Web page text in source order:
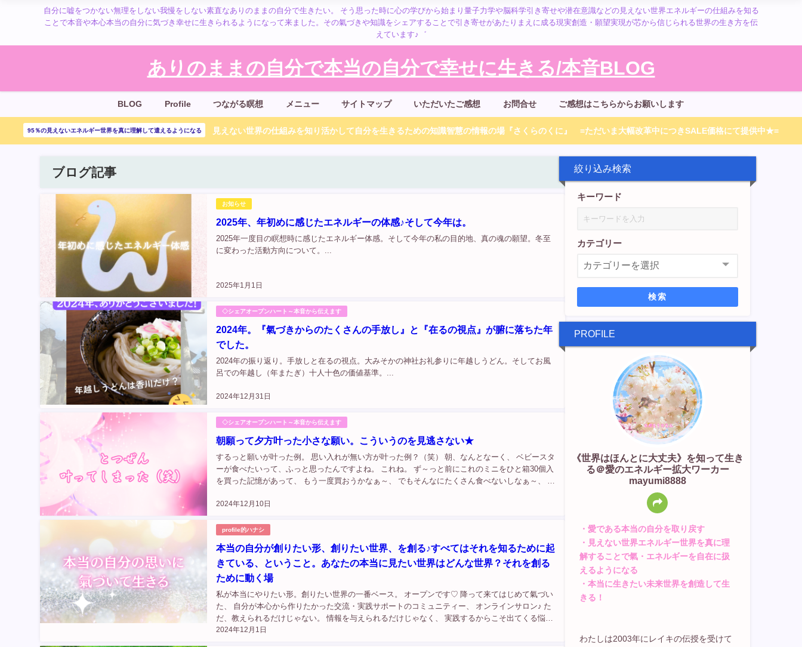
自分に嘘をつかない無理をしない我慢をしない素直なありのままの自分で生きたい。 そう思った時に心の学びから始まり量子力学や脳科学引き寄せや潜在意識などの見えない世界エネルギーの仕組みを知る
ことで本音や本心本当の自分に気づき幸せに生きられるようになって来ました。その氣づきや知識をシェアすることで引き寄せがあたりまえに成る現実創造・願望実現が芯から信じられる世界の生き方を伝
えています♪゛
ありのままの自分で本当の自分で幸せに生きる/本音BLOG
BLOG Profile つながる瞑想 メニュー サイトマップ いただいたご感想 お問合せ ご感想はこちらからお願いします
95％の見えないエネルギー世界を真に理解して遣えるようになる 見えない世界の仕組みを知り活かして自分を生きるための知識智慧の情報の場『さくらのくに』 =ただいま大幅改革中につきSALE価格にて提供中★=
ブログ記事
お知らせ
2025年、年初めに感じたエネルギーの体感♪そして今年は。
2025年1月1日
2025年一度目の瞑想時に感じたエネルギー体感。そして今年の私の目的地、真の魂の願望。冬至
に変わった活動方向について。...
◇シェアオープンハート～本音から伝えます
2024年。『氣づきからのたくさんの手放し』と『在るの視点』が腑に落ちた年
でした。
2024年12月31日
2024年の振り返り。手放しと在るの視点。大みそかの神社お礼参りに年越しうどん。そしてお風
呂での年越し（年またぎ）十人十色の価値基準。...
◇シェアオープンハート～本音から伝えます
朝願って夕方叶った小さな願い。こういうのを見逃さない★
2024年12月10日
するっと願いが叶った例。 思い入れが無い方が叶った例？（笑） 朝、なんとなーく、 ベビースタ
ーが食べたいって、ふっと思ったんですよね。 これね。 ず～っと前にこれのミニをひと箱30個入
を買った記憶があって、 もう一度買おうかなぁ～、 でもそんなにたくさん食べないしなぁ～、 か
profile的ハナシ
本当の自分が創りたい形、創りたい世界、を創る♪すべてはそれを知るために起
きている、ということ。あなたの本当に見たい世界はどんな世界？それを創る
ために動く場
2024年12月1日
私が本当にやりたい形。創りたい世界の一番ベース。 オープンです♡ 降って来てはじめて氣づい
た、 自分が本心から作りたかった交流・実践サポートのコミュニティー、 オンラインサロン♪ た
だ、教えられるだけじゃない。 情報を与えられるだけじゃなく、 実践するからこそ出てくる悩み
や疑問質問に答えて行ける根本からの寄り添いサポート。 私が、私のガイドに教えられながら進
絞り込み検索
キーワード
カテゴリー
検索
PROFILE
《世界はほんとに大丈夫》を知って生き
る＠愛のエネルギー拡大ワーカー
mayumi8888
・愛である本当の自分を取り戻す
・見えない世界エネルギー世界を真に理
解することで氣・エネルギーを自在に扱
えるようになる
・本当に生きたい未来世界を創造して生
きる！
わたしは2003年にレイキの伝授を受けて